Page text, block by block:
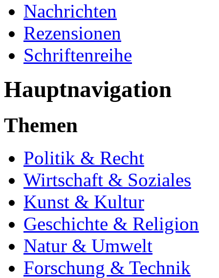
Nachrichten
Rezensionen
Schriftenreihe
Hauptnavigation
Themen
Politik & Recht
Wirtschaft & Soziales
Kunst & Kultur
Geschichte & Religion
Natur & Umwelt
Forschung & Technik